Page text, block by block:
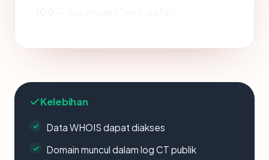
Kelebihan
Data WHOIS dapat diakses
Domain muncul dalam log CT publik